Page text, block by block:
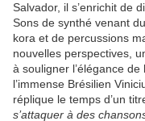
Salvador, il s’enrichit de
Sons de synthé venant
kora et de percussions
nouvelles perspectives,
à souligner l’élégance
l’immense Brésilien
réplique le temps d’un
s’attaquer à des